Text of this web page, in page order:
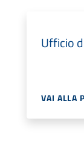
Ufficio
VAI ALLA